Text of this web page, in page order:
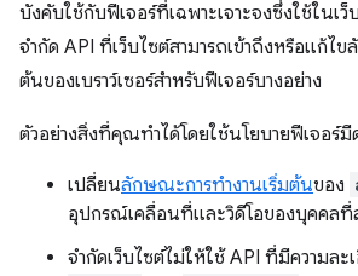
บังคับใช้กับฟีเจอร์ที่เฉพาะเจาะจงซึ่งใช้ในเว็
จำกัด API ที่เว็บไซต์สามารถเข้าถึงหรือแก้ไ
ต้นของเบราว์เซอร์สำหรับฟีเจอร์บางอย่าง
ตัวอย่างสิ่งที่คุณทําได้โดยใช้นโยบายฟีเจอร์มี
เปลี่ยนลักษณะการทำงานเริ่มต้นของ
อุปกรณ์เคลื่อนที่และวิดีโอของบุคคลที่
จำกัดเว็บไซต์ไม่ให้ใช้ API ที่มีความละ